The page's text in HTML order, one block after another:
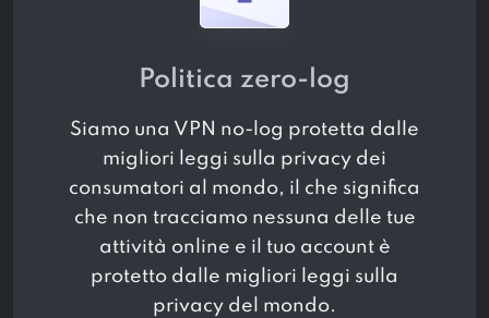
Politica zero-log
Siamo una VPN no-log protetta dalle
migliori leggi sulla privacy dei
consumatori al mondo, il che significa
che non tracciamo nessuna delle tue
attività online e il tuo account è
protetto dalle migliori leggi sulla
privacy del mondo.